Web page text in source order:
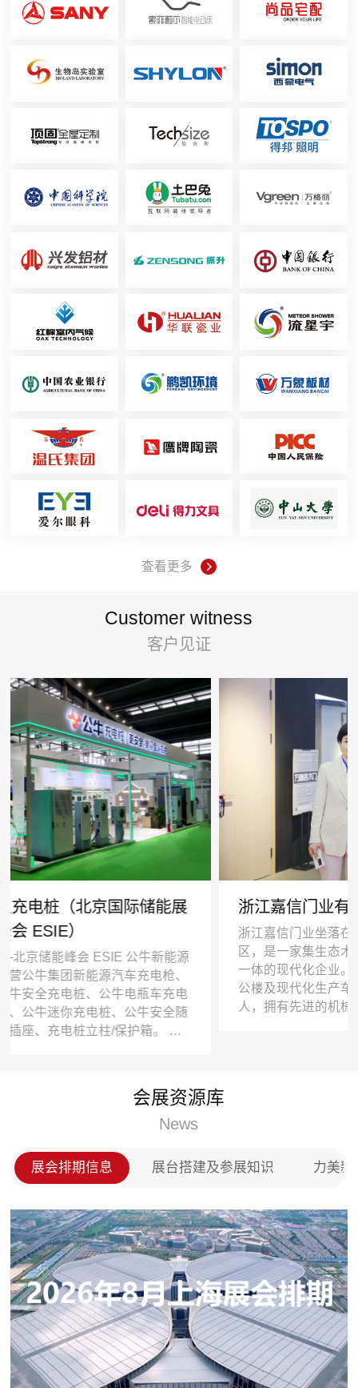
查看更多
Customer witness
客户见证
展
枪、
充电
全随
明
，新
汽车
式充
浙江嘉信门业有限公司—长沙建博会
浙江嘉信门业坐落在中国萤石之乡武义县百花山
区，是一家集生态木门制造-开发设计-销售和服
一体的现代化企业。公司成立于2012年，拥有标
公楼及现代化生产车间。本公司各类管理人员179
人，拥有先进的机械流水设备，产品优质率达
上，合格率达99.7%，产品通过ISO9001-2008认
户的称赞，在全国木门以及全屋定制市场上占领
会展资源库
News
展会排期信息 展台搭建及参展知识 力美新